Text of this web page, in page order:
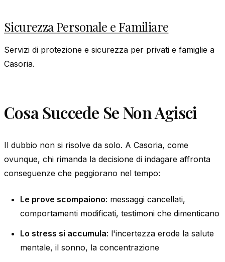
Sicurezza Personale e Familiare
Servizi di protezione e sicurezza per privati e famiglie a
Casoria.
Cosa Succede Se Non Agisci
Il dubbio non si risolve da solo. A Casoria, come
ovunque, chi rimanda la decisione di indagare affronta
conseguenze che peggiorano nel tempo:
Le prove scompaiono: messaggi cancellati,
comportamenti modificati, testimoni che dimenticano
Lo stress si accumula: l'incertezza erode la salute
mentale, il sonno, la concentrazione